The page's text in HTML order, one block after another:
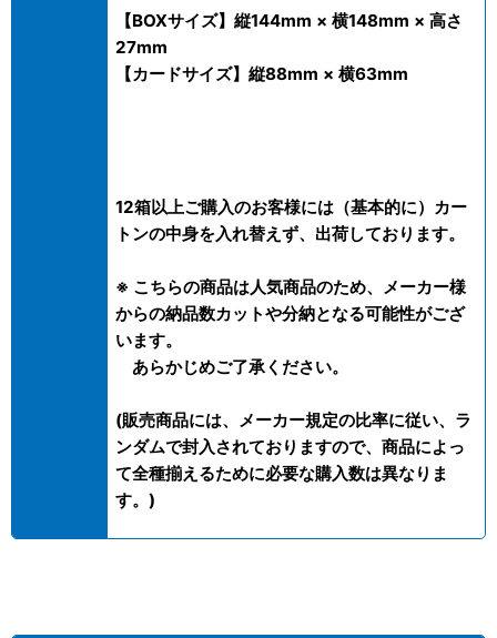
【BOXサイズ】縦144mm × 横148mm × 高さ
27mm
【カードサイズ】縦88mm × 横63mm
12箱以上ご購入のお客様には（基本的に）カー
トンの中身を入れ替えず、出荷しております。
※ こちらの商品は人気商品のため、メーカー様
からの納品数カットや分納となる可能性がござ
います。
あらかじめご了承ください。
(販売商品には、メーカー規定の比率に従い、ラ
ンダムで封入されておりますので、商品によっ
て全種揃えるために必要な購入数は異なりま
す。)